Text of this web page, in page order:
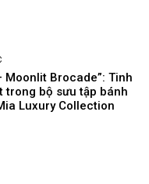
Moonlit Brocade”: Tinh
trong bộ sưu tập bánh
Luxury Collection